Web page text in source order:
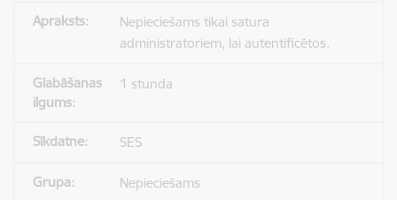
Nepieciešams tikai satura
administratoriem, lai autentificētos.
1 stunda
SES
Nepieciešams